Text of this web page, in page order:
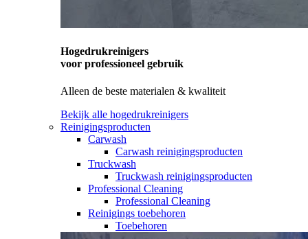
Hogedrukreinigers
voor professioneel gebruik
Alleen de beste materialen & kwaliteit
Bekijk alle hogedrukreinigers
Reinigingsproducten
Carwash
Carwash reinigingsproducten
Truckwash
Truckwash reinigingsproducten
Professional Cleaning
Professional Cleaning
Reinigings toebehoren
Toebehoren